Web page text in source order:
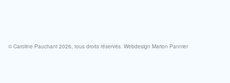
© Caroline Pauchant 2026, tous droits réservés. Webdesign Marion Pannier